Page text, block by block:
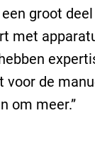
een groot
met
voor de
om meer.”